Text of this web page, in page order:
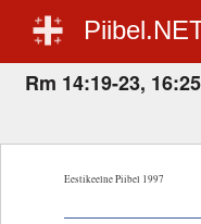
Rm 14:19-23,
Eestikeelne Piibel 1997